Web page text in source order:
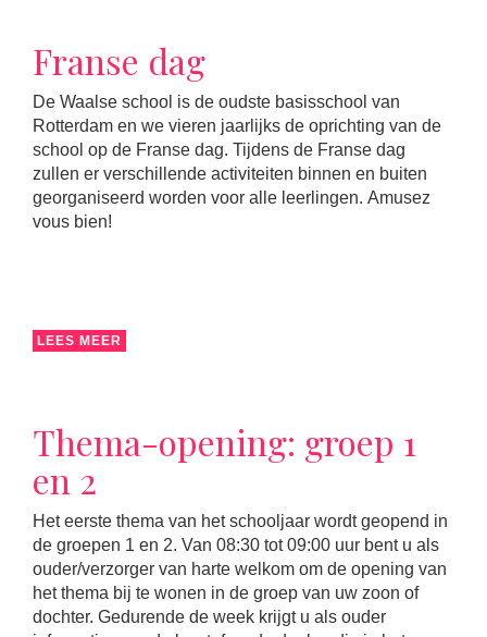
Franse dag
De Waalse school is de oudste basisschool van
Rotterdam en we vieren jaarlijks de oprichting van de
school op de Franse dag. Tijdens de Franse dag
zullen er verschillende activiteiten binnen en buiten
georganiseerd worden voor alle leerlingen. Amusez
vous bien!
LEES MEER
Thema-opening: groep 1
en 2
Het eerste thema van het schooljaar wordt geopend in
de groepen 1 en 2. Van 08:30 tot 09:00 uur bent u als
ouder/verzorger van harte welkom om de opening van
het thema bij te wonen in de groep van uw zoon of
dochter. Gedurende de week krijgt u als ouder